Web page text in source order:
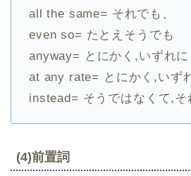
all the same= それでも、
even so= たとえそうでも
anyway= とにかく,いずれに
at any rate= とにかく,いず
instead= そうではなくて,そ
(4)前置詞